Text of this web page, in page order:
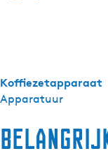
Apparatuur
Koffiezetapparaat